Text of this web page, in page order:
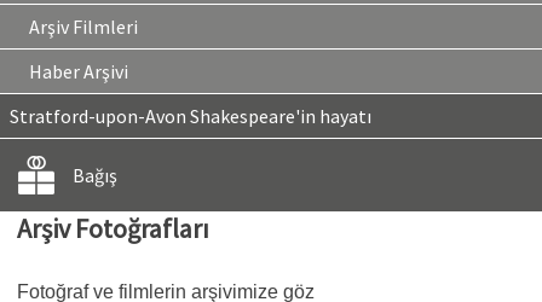
Arşiv Filmleri
Haber Arşivi
Stratford-upon-Avon Shakespeare'in hayatı
Bağış
Arşiv Fotoğrafları
Fotoğraf ve filmlerin arşivimize göz